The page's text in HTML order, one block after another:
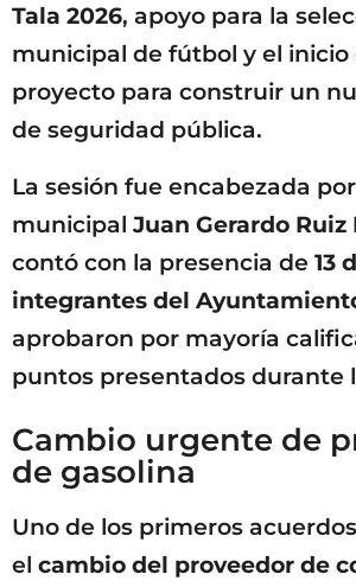
Tala 2026, apoyo para la
municipal de fútbol y el inicio
proyecto para construir un
de seguridad pública.
La sesión fue encabezada
municipal Juan Gerardo Ruiz
contó con la presencia de 13
integrantes del
aprobaron por mayoría
puntos presentados durante
Cambio urgente de
de gasolina
Uno de los primeros
el cambio del proveedor de